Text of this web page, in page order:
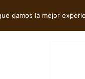
damos la mejor